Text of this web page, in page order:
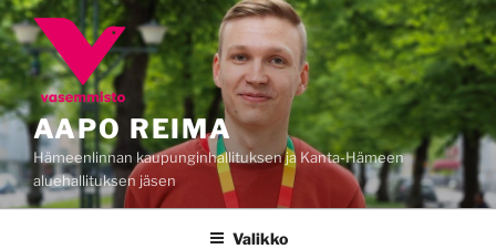
Siirry
sisältöön
AAPO REIMA
Hämeenlinnan kaupunginhallituksen ja Kanta-Hämeen
aluehallituksen jäsen
Valikko